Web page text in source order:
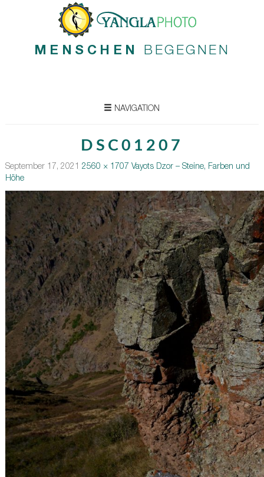
MENSCHEN BEGEGNEN
NAVIGATION
DSC01207
September 17, 2021 2560 × 1707 Vayots Dzor – Steine, Farben und
Höhe